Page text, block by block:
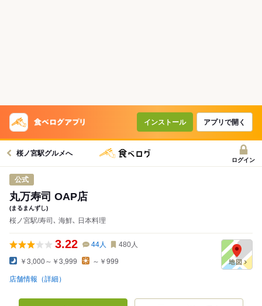
インストール アプリで開く
桜ノ宮駅グルメへ
ログイン
公式
丸万寿司 OAP店
(まるまんずし)
桜ノ宮駅/寿司､ 海鮮､ 日本料理
3.22 44人 480人
￥3,000～￥3,999 ～￥999
店舗情報（詳細）